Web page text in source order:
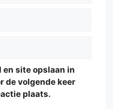
en site opslaan in
de volgende keer
plaats.